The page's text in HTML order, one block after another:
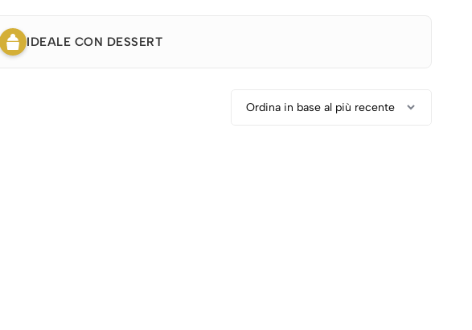
IDEALE CON DESSERT